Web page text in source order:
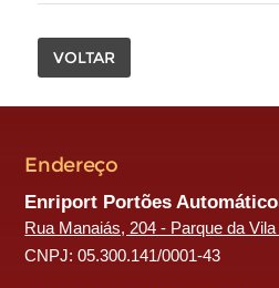
VOLTAR
Endereço
Enriport Portões
Rua Manaiás, 204 - Parque da
CNPJ: 05.300.141/0001-43